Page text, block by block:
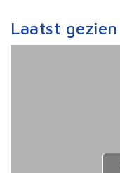
Laatst gezien